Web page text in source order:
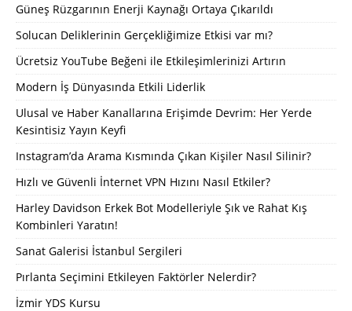
Güneş Rüzgarının Enerji Kaynağı Ortaya Çıkarıldı
Solucan Deliklerinin Gerçekliğimize Etkisi var mı?
Ücretsiz YouTube Beğeni ile Etkileşimlerinizi Artırın
Modern İş Dünyasında Etkili Liderlik
Ulusal ve Haber Kanallarına Erişimde Devrim: Her Yerde
Kesintisiz Yayın Keyfi
Instagram’da Arama Kısmında Çıkan Kişiler Nasıl Silinir?
Hızlı ve Güvenli İnternet VPN Hızını Nasıl Etkiler?
Harley Davidson Erkek Bot Modelleriyle Şık ve Rahat Kış
Kombinleri Yaratın!
Sanat Galerisi İstanbul Sergileri
Pırlanta Seçimini Etkileyen Faktörler Nelerdir?
İzmir YDS Kursu